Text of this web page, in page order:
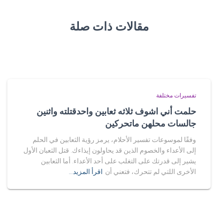
مقالات ذات صلة
تفسيرات مختلفة
حلمت أني اشوف ثلاثه ثعابين واحدقتلته واثنين
جالسات محلهن ماتحركين
وفقًا لموسوعات تفسير الأحلام، يرمز رؤية الثعابين في الحلم
إلى الأعداء والخصوم الذين قد يحاولون إيذاءك. قتل الثعبان الأول
يشير إلى قدرتك على التغلب على أحد الأعداء. أما الثعابين
الأخرى اللتي لم تتحرك، فتعني أن اقرأ المزيد…